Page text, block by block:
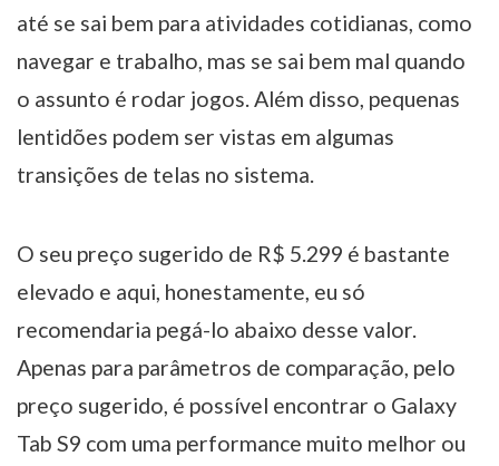
até se sai bem para atividades cotidianas, como
navegar e trabalho, mas se sai bem mal quando
o assunto é rodar jogos. Além disso, pequenas
lentidões podem ser vistas em algumas
transições de telas no sistema.
O seu preço sugerido de R$ 5.299 é bastante
elevado e aqui, honestamente, eu só
recomendaria pegá-lo abaixo desse valor.
Apenas para parâmetros de comparação, pelo
preço sugerido, é possível encontrar o Galaxy
Tab S9 com uma performance muito melhor ou